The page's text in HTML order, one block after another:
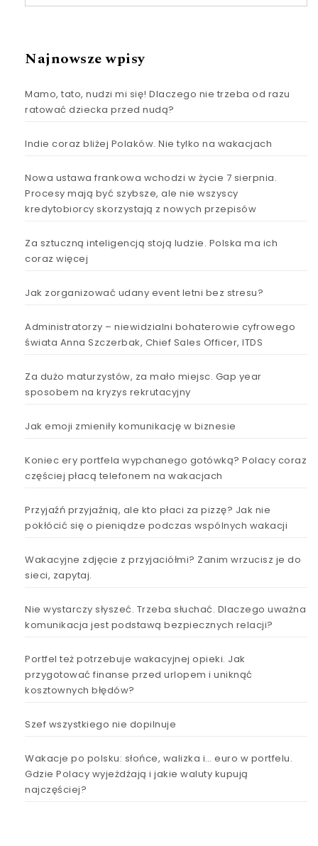
Najnowsze wpisy
Mamo, tato, nudzi mi się! Dlaczego nie trzeba od razu
ratować dziecka przed nudą?
Indie coraz bliżej Polaków. Nie tylko na wakacjach
Nowa ustawa frankowa wchodzi w życie 7 sierpnia.
Procesy mają być szybsze, ale nie wszyscy
kredytobiorcy skorzystają z nowych przepisów
Za sztuczną inteligencją stoją ludzie. Polska ma ich
coraz więcej
Jak zorganizować udany event letni bez stresu?
Administratorzy – niewidzialni bohaterowie cyfrowego
świata Anna Szczerbak, Chief Sales Officer, ITDS
Za dużo maturzystów, za mało miejsc. Gap year
sposobem na kryzys rekrutacyjny
Jak emoji zmieniły komunikację w biznesie
Koniec ery portfela wypchanego gotówką? Polacy coraz
częściej płacą telefonem na wakacjach
Przyjaźń przyjaźnią, ale kto płaci za pizzę? Jak nie
pokłócić się o pieniądze podczas wspólnych wakacji
Wakacyjne zdjęcie z przyjaciółmi? Zanim wrzucisz je do
sieci, zapytaj.
Nie wystarczy słyszeć. Trzeba słuchać. Dlaczego uważna
komunikacja jest podstawą bezpiecznych relacji?
Portfel też potrzebuje wakacyjnej opieki. Jak
przygotować finanse przed urlopem i uniknąć
kosztownych błędów?
Szef wszystkiego nie dopilnuje
Wakacje po polsku: słońce, walizka i… euro w portfelu.
Gdzie Polacy wyjeżdżają i jakie waluty kupują
najczęściej?